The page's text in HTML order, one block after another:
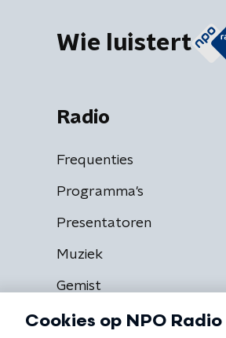
Wie luistert
Radio
Frequenties
Programma's
Presentatoren
Muziek
Gemist